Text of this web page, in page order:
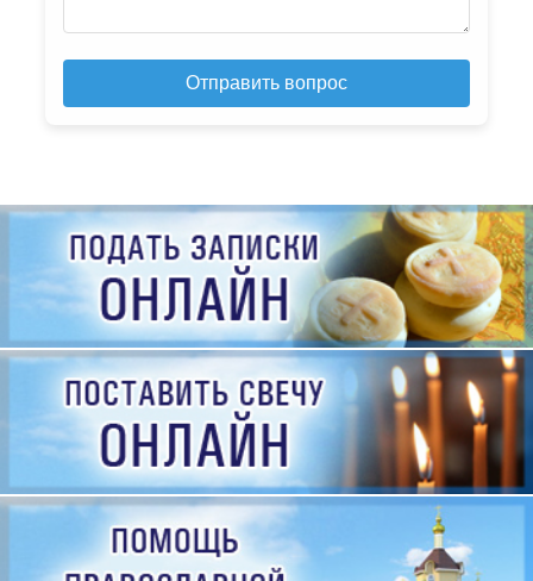
Отправить вопрос